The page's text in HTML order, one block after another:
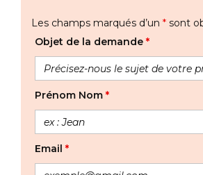
Les champs marqués d’un * sont
Objet de la demande *
Prénom Nom *
Email *